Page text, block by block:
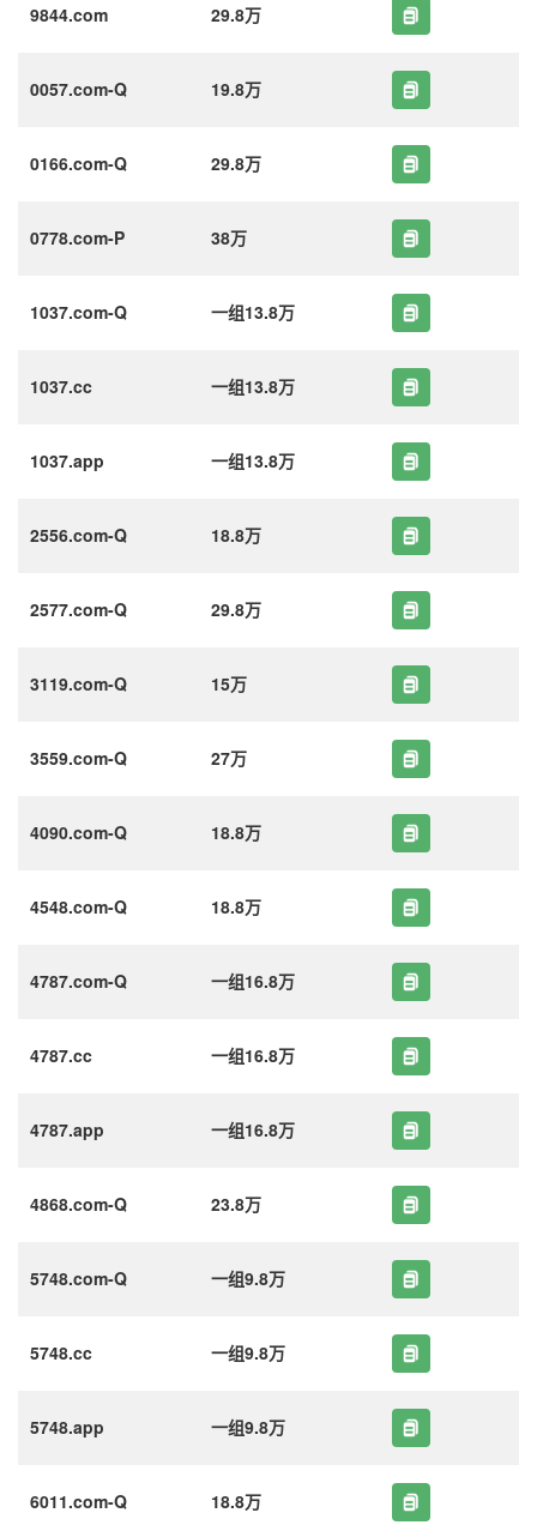
9844.com 29.8万
0057.com-Q 19.8万
0166.com-Q 29.8万
0778.com-P 38万
1037.com-Q 一组13.8万
1037.cc 一组13.8万
1037.app 一组13.8万
2556.com-Q 18.8万
2577.com-Q 29.8万
3119.com-Q 15万
3559.com-Q 27万
4090.com-Q 18.8万
4548.com-Q 18.8万
4787.com-Q 一组16.8万
4787.cc 一组16.8万
4787.app 一组16.8万
4868.com-Q 23.8万
5748.com-Q 一组9.8万
5748.cc 一组9.8万
5748.app 一组9.8万
6011.com-Q 18.8万